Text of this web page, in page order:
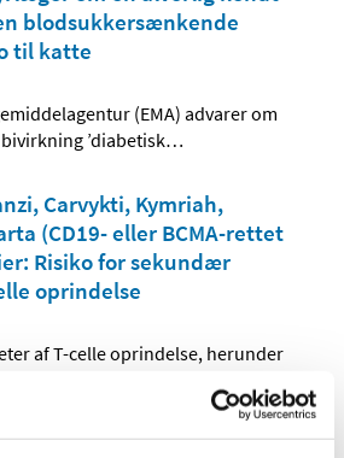
blodsukkersænkende
til katte
(EMA) advarer om
’diabetisk…
Carvykti, Kymriah,
(CD19- eller BCMA-rettet
Risiko for sekundær
oprindelse
af T-celle oprindelse, herunder
til udlevering af